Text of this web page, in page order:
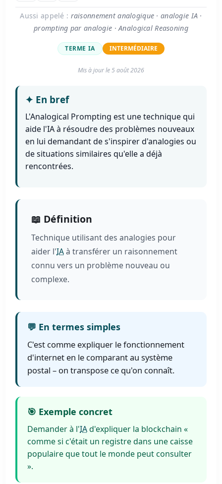
Aussi appelé : raisonnement analogique · analogie IA ·
prompting par analogie · Analogical Reasoning
TERME IA INTERMÉDIAIRE
Mis à jour le5 août 2026
✦ En bref
L'Analogical Prompting est une technique qui
aide l'IA à résoudre des problèmes nouveaux
en lui demandant de s'inspirer d'analogies ou
de situations similaires qu'elle a déjà
rencontrées.
📖 Définition
Technique utilisant des analogies pour
aider l'IAà transférer un raisonnement
connu vers un problème nouveau ou
complexe.
💬 En termes simples
C'est comme expliquer le fonctionnement
d'internet en le comparant au système
postal – on transpose ce qu'on connaît.
🎯 Exemple concret
Demander à l'IAd'expliquer la blockchain «
comme si c'était un registre dans une caisse
populaire que tout le monde peut consulter
».